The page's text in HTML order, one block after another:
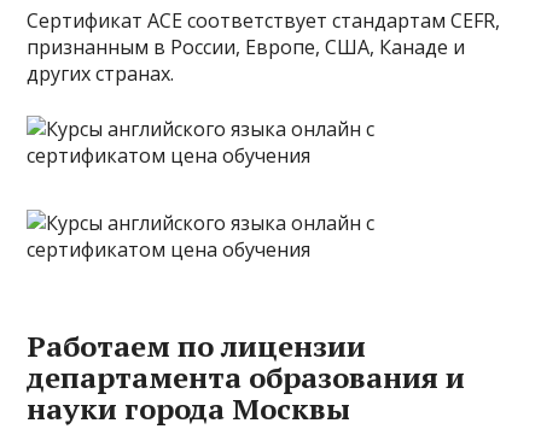
Сертификат ACE соответствует стандартам CEFR,
признанным в России, Европе, США, Канаде и
других странах.
Работаем по лицензии
департамента образования и
науки города Москвы